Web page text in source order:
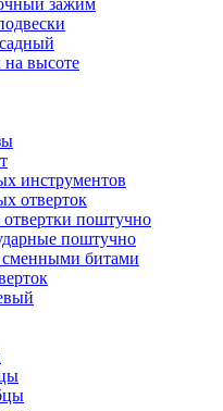
зажим
на высоте
инструментов
отверток
поштучно
поштучно
битами